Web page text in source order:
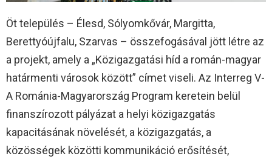
Öt település – Élesd, Sólyomkővár, Margitta,
Berettyóújfalu, Szarvas – összefogásával jött létre az
a projekt, amely a „Közigazgatási híd a román-magyar
határmenti városok között” címet viseli. Az Interreg V-
A Románia-Magyarország Program keretein belül
finanszírozott pályázat a helyi közigazgatás
kapacitásának növelését, a közigazgatás, a
közösségek közötti kommunikáció erősítését,